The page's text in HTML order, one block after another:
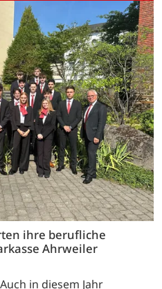
ihre berufliche
Ahrweiler
in diesem Jahr